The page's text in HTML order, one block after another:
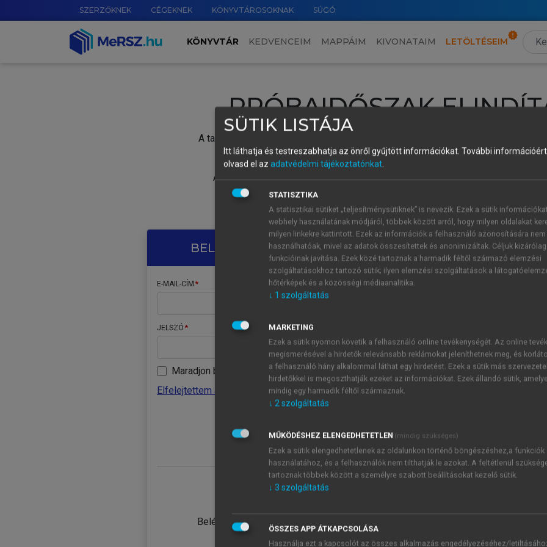
SZERZŐKNEK CÉGEKNEK KÖNYVTÁROSOKNAK SÚGÓ
KÖNYVTÁR KEDVENCEIM MAPPÁIM KIVONATAIM LETÖLTÉSEIM
PRÓBAIDŐSZAK
A tartalom megtekintéséhez lépj be a saját fiókoddal, iskolai azonosítóddal vagy
Új felhasználóként1 óra díjmentes hozzáférésrevagy
A próbaidőszak elindításához,
vagy hozz
A regisztráció után a
BELÉPÉS SAJÁT FIÓKKAL
E-MAIL-CÍM
JELSZÓ
Maradjon belépve
Elfelejtettem a jelszavamat
Belépés intézményi azonosítóval
ÚJ FIÓK
1 óra
JELSZÓ
Kérek értesítést a MeRSZ
Kérek értesítést az
SÜTIK LISTÁJA
Itt láthatja és testreszabhatja az önről gyűjtött információkat. További
olvasd el az adatvédelmi tájékoztatónkat.
STATISZTIKA
A statisztikai sütiket „teljesítménysütiknek” is nevezik. Ezek a sütik
webhely használatának módjáról, többek között arról, hogy milyen oldalakat
milyen linkekre kattintott. Ezek az információk a felhasználó azonosítására nem
használhatóak, mivel az adatok összesítettek és anonimizáltak. Céljuk
funkcióinak javítása. Ezek közé tartoznak a harmadik féltől származó elemzési
szolgáltatásokhoz tartozó sütik; ilyen elemzési szolgáltatások a
hőtérképek és a közösségi médiaanalitika.
↓ 1 szolgáltatás
MARKETING
Ezek a sütik nyomon követik a felhasználó online tevékenységét. Az online
megismerésével a hirdetők relevánsabb reklámokat jeleníthetnek meg, és
a felhasználó hány alkalommal láthat egy hirdetést. Ezek a sütik más
hirdetőkkel is megoszthatják ezeket az információkat. Ezek állandó sütik,
mindig egy harmadik féltől származnak.
↓ 2szolgáltatás
MŰKÖDÉSHEZ ELENGEDHETETLEN (mindig szükséges)
Ezek a sütik elengedhetetlenek az oldalunkon történő böngészéshez,a funkciók
használatához, és a felhasználók nem tilthatják le azokat. A feltétlenül
tartoznak többek között a személyre szabott beállításokat kezelő sütik.
↓ 3 szolgáltatás
ÖSSZES APP ÁTKAPCSOLÁSA
Használja ezt a kapcsolót az összes alkalmazás engedélyezéséhez/